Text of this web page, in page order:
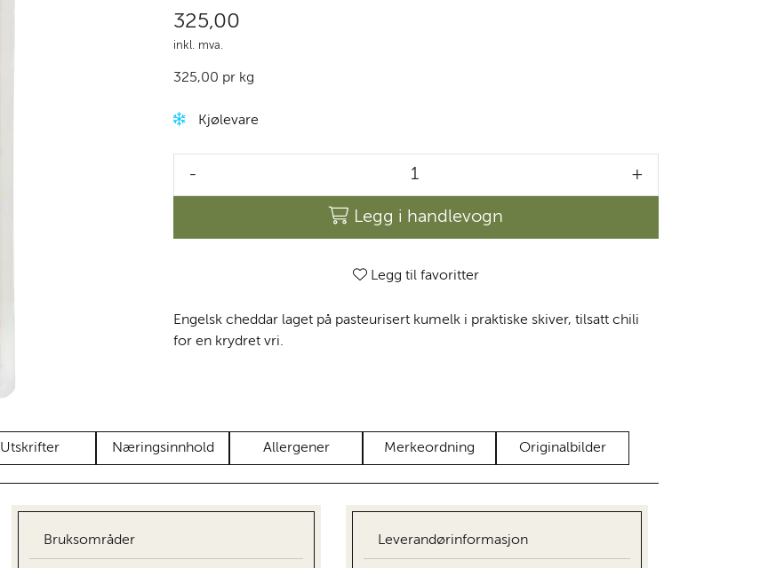
325,00
inkl. mva.
325,00 pr kg
Kjølevare
- +
Legg i handlevogn
Legg til favoritter
Engelsk cheddar laget på pasteurisert kumelk i praktiske skiver, tilsatt chili
for en krydret vri.
Utskrifter Næringsinnhold Allergener Merkeordning Originalbilder
Bruksområder Leverandørinformasjon